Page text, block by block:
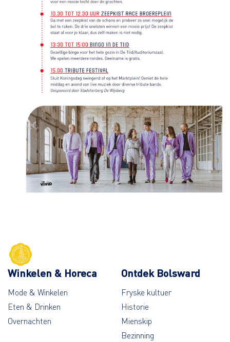
Winkelen & Horeca
Mode & Winkelen
Eten & Drinken
Overnachten
Ontdek Bolsward
Fryske kultuer
Historie
Mienskip
Bezinning